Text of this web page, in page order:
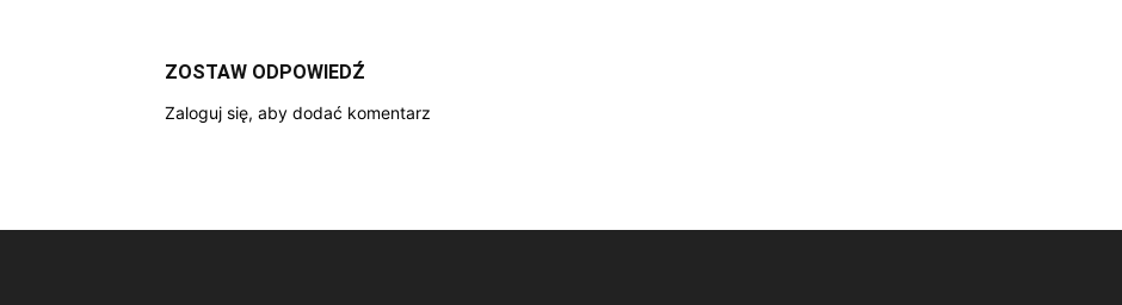
ZOSTAW ODPOWIEDŹ
Zaloguj się, aby dodać komentarz